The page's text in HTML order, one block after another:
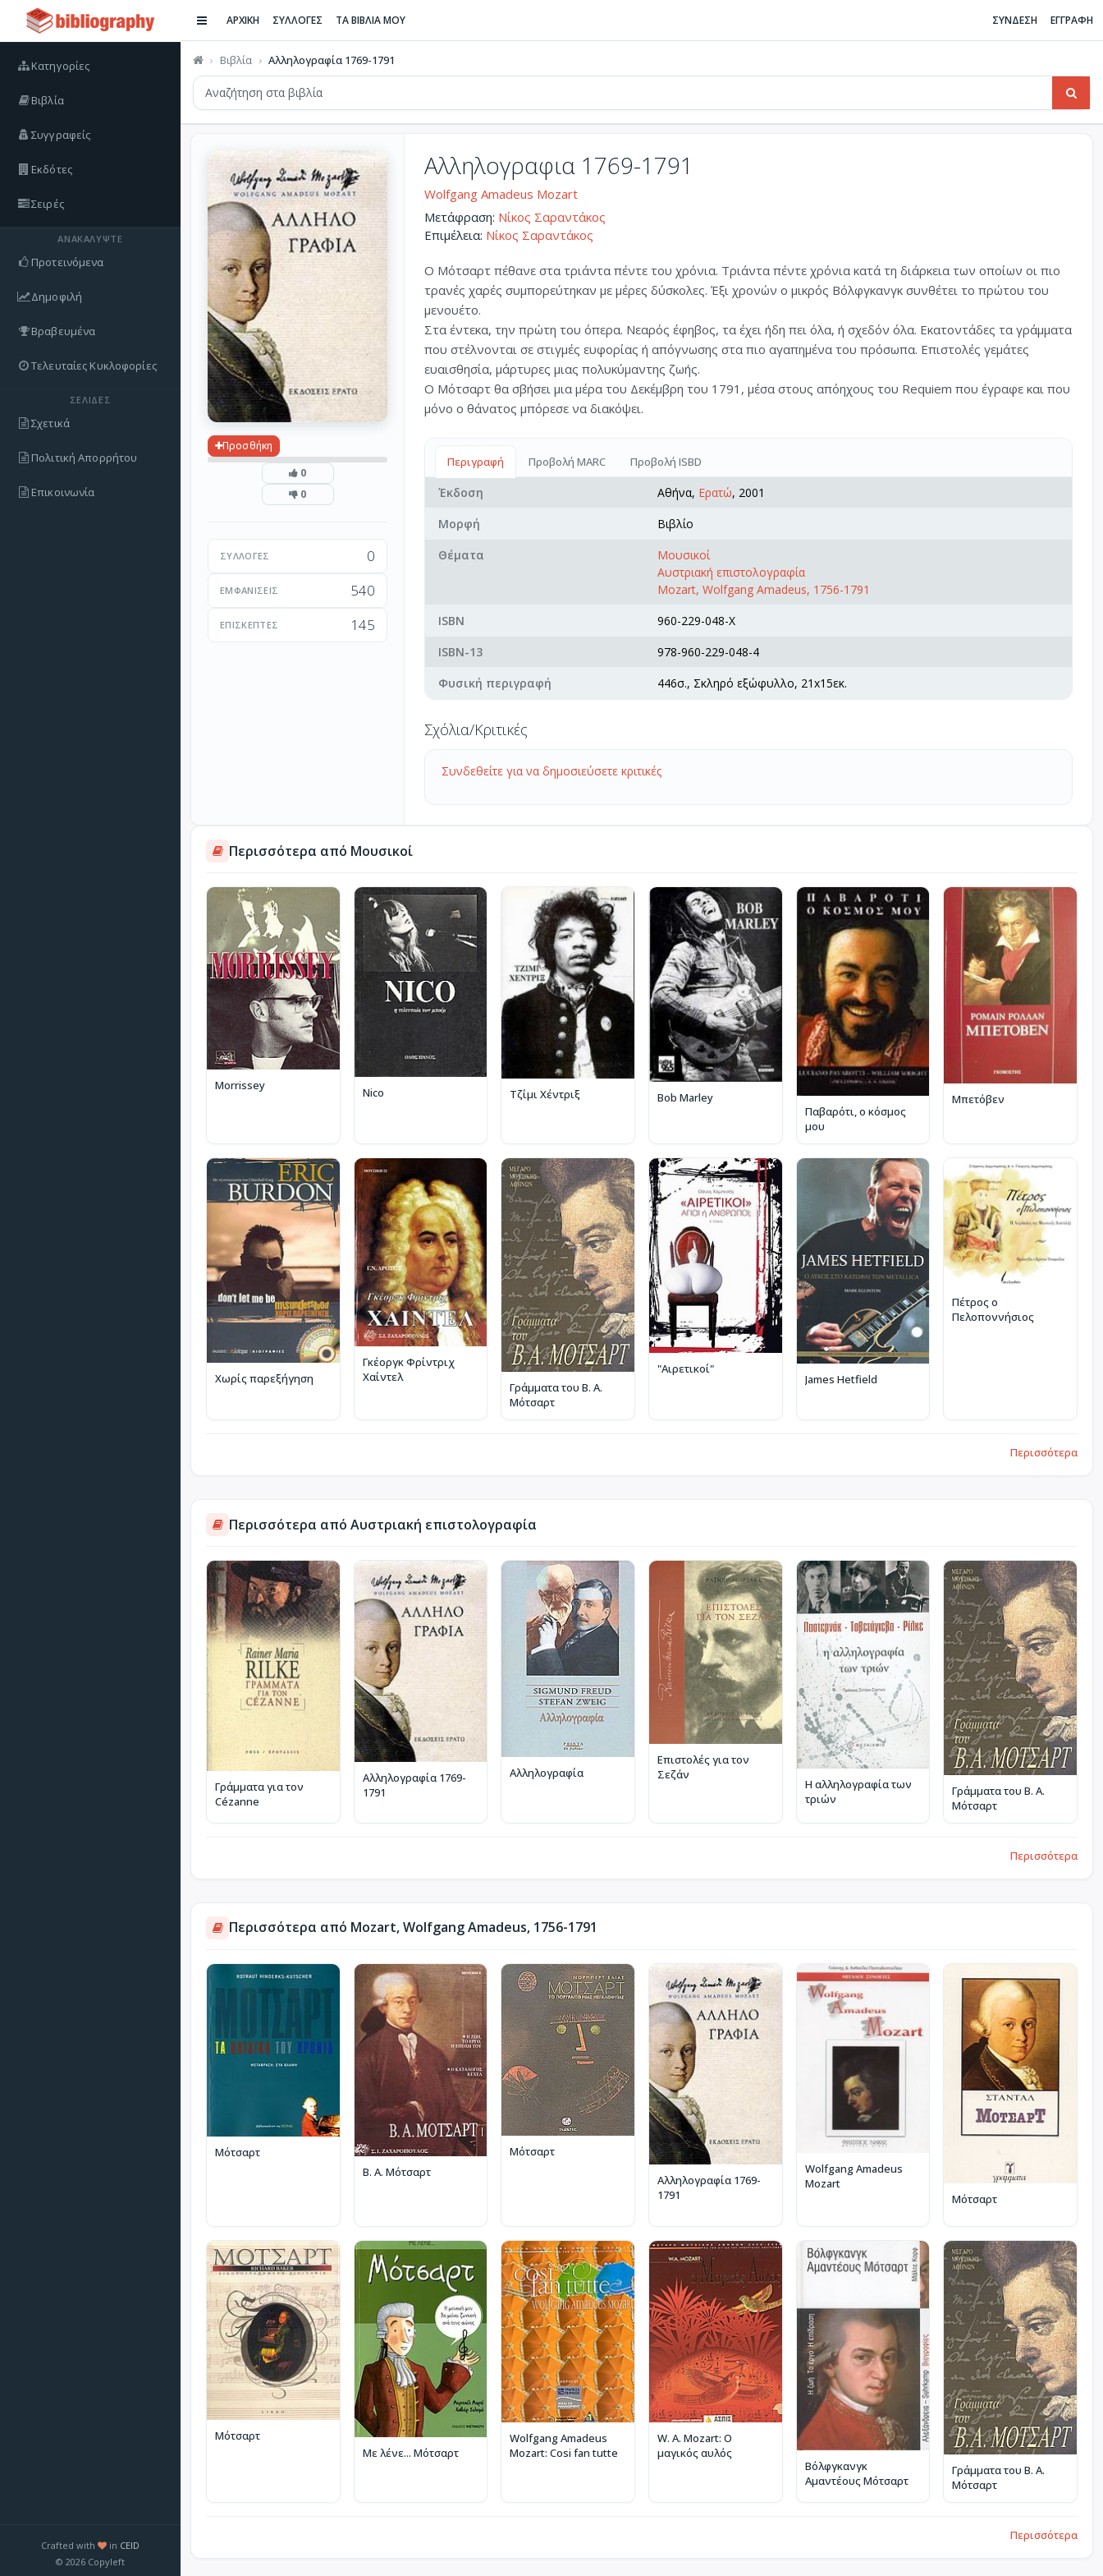
Κατηγορίες
Βιβλία
Συγγραφείς
Εκδότες
Σειρές
ΑΝΑΚΑΛΎΨΤΕ
Προτεινόμενα
Δημοφιλή
Βραβευμένα
Τελευταίες Κυκλοφορίες
ΣΕΛΊΔΕΣ
Σχετικά
Πολιτική Απορρήτου
Επικοινωνία
Crafted with in CEID
© 2026 Copyleft
ΑΡΧΙΚΗ ΣΥΛΛΟΓΕΣ ΤΑ ΒΙΒΛΙΑ ΜΟΥ ΣΥΝΔΕΣΗ ΕΓΓΡΑΦΗ
Βιβλία Αλληλογραφία 1769-1791
Προσθήκη
0
0
ΣΥΛΛΟΓΈΣ 0
ΕΜΦΑΝΊΣΕΙΣ 540
ΕΠΙΣΚΈΠΤΕΣ 145
Αλληλογραφια 1769-1791
Wolfgang Amadeus Mozart
Μετάφραση: Νίκος Σαραντάκος
Επιμέλεια: Νίκος Σαραντάκος
Ο Μότσαρτ πέθανε στα τριάντα πέντε του χρόνια. Τριάντα πέντε χρόνια κατά τη διάρκεια των οποίων οι πιο
τρανές χαρές συμπορεύτηκαν με μέρες δύσκολες. Έξι χρονών ο μικρός Βόλφγκανγκ συνθέτει το πρώτου του
μενουέτο.
Στα έντεκα, την πρώτη του όπερα. Νεαρός έφηβος, τα έχει ήδη πει όλα, ή σχεδόν όλα. Εκατοντάδες τα γράμματα
που στέλνονται σε στιγμές ευφορίας ή απόγνωσης στα πιο αγαπημένα του πρόσωπα. Επιστολές γεμάτες
ευαισθησία, μάρτυρες μιας πολυκύμαντης ζωής.
Ο Μότσαρτ θα σβήσει μια μέρα του Δεκέμβρη του 1791, μέσα στους απόηχους του Requiem που έγραφε και που
μόνο ο θάνατος μπόρεσε να διακόψει.
Περιγραφή Προβολή MARC Προβολή ISBD
Έκδοση Αθήνα, Ερατώ, 2001
Μορφή
Βιβλίο
Θέματα
Μουσικοί
Αυστριακή επιστολογραφία
Mozart, Wolfgang Amadeus, 1756-1791
ISBN
960-229-048-X
ISBN-13
978-960-229-048-4
Φυσική περιγραφή
446σ., Σκληρό εξώφυλλο, 21x15εκ.
Σχόλια/Κριτικές
Συνδεθείτε για να δημοσιεύσετε κριτικές
Περισσότερα από Μουσικοί
Morrissey
Nico Τζίμι Χέντριξ
Bob Marley
Παβαρότι, ο κόσμος
μου
Μπετόβεν
Χωρίς παρεξήγηση
Γκέοργκ Φρίντριχ
Χαίντελ
Γράμματα του Β. Α.
Μότσαρτ
"Αιρετικοί"
James Hetfield
Πέτρος ο
Πελοποννήσιος
Περισσότερα
Περισσότερα από Αυστριακή επιστολογραφία
Γράμματα για τον
Cézanne
Αλληλογραφία 1769-
1791
Αλληλογραφία
Επιστολές για τον
Σεζάν
Η αλληλογραφία των
τριών
Γράμματα του Β. Α.
Μότσαρτ
Περισσότερα
Περισσότερα από Mozart, Wolfgang Amadeus, 1756-1791
Μότσαρτ
Β. Α. Μότσαρτ
Μότσαρτ
Αλληλογραφία 1769-
1791
Wolfgang Amadeus
Mozart
Μότσαρτ
Μότσαρτ
Με λένε... Μότσαρτ
Wolfgang Amadeus
Mozart: Cosi fan tutte
W. A. Mozart: Ο
μαγικός αυλός
Βόλφγκανγκ
Αμαντέους Μότσαρτ
Γράμματα του Β. Α.
Μότσαρτ
Περισσότερα